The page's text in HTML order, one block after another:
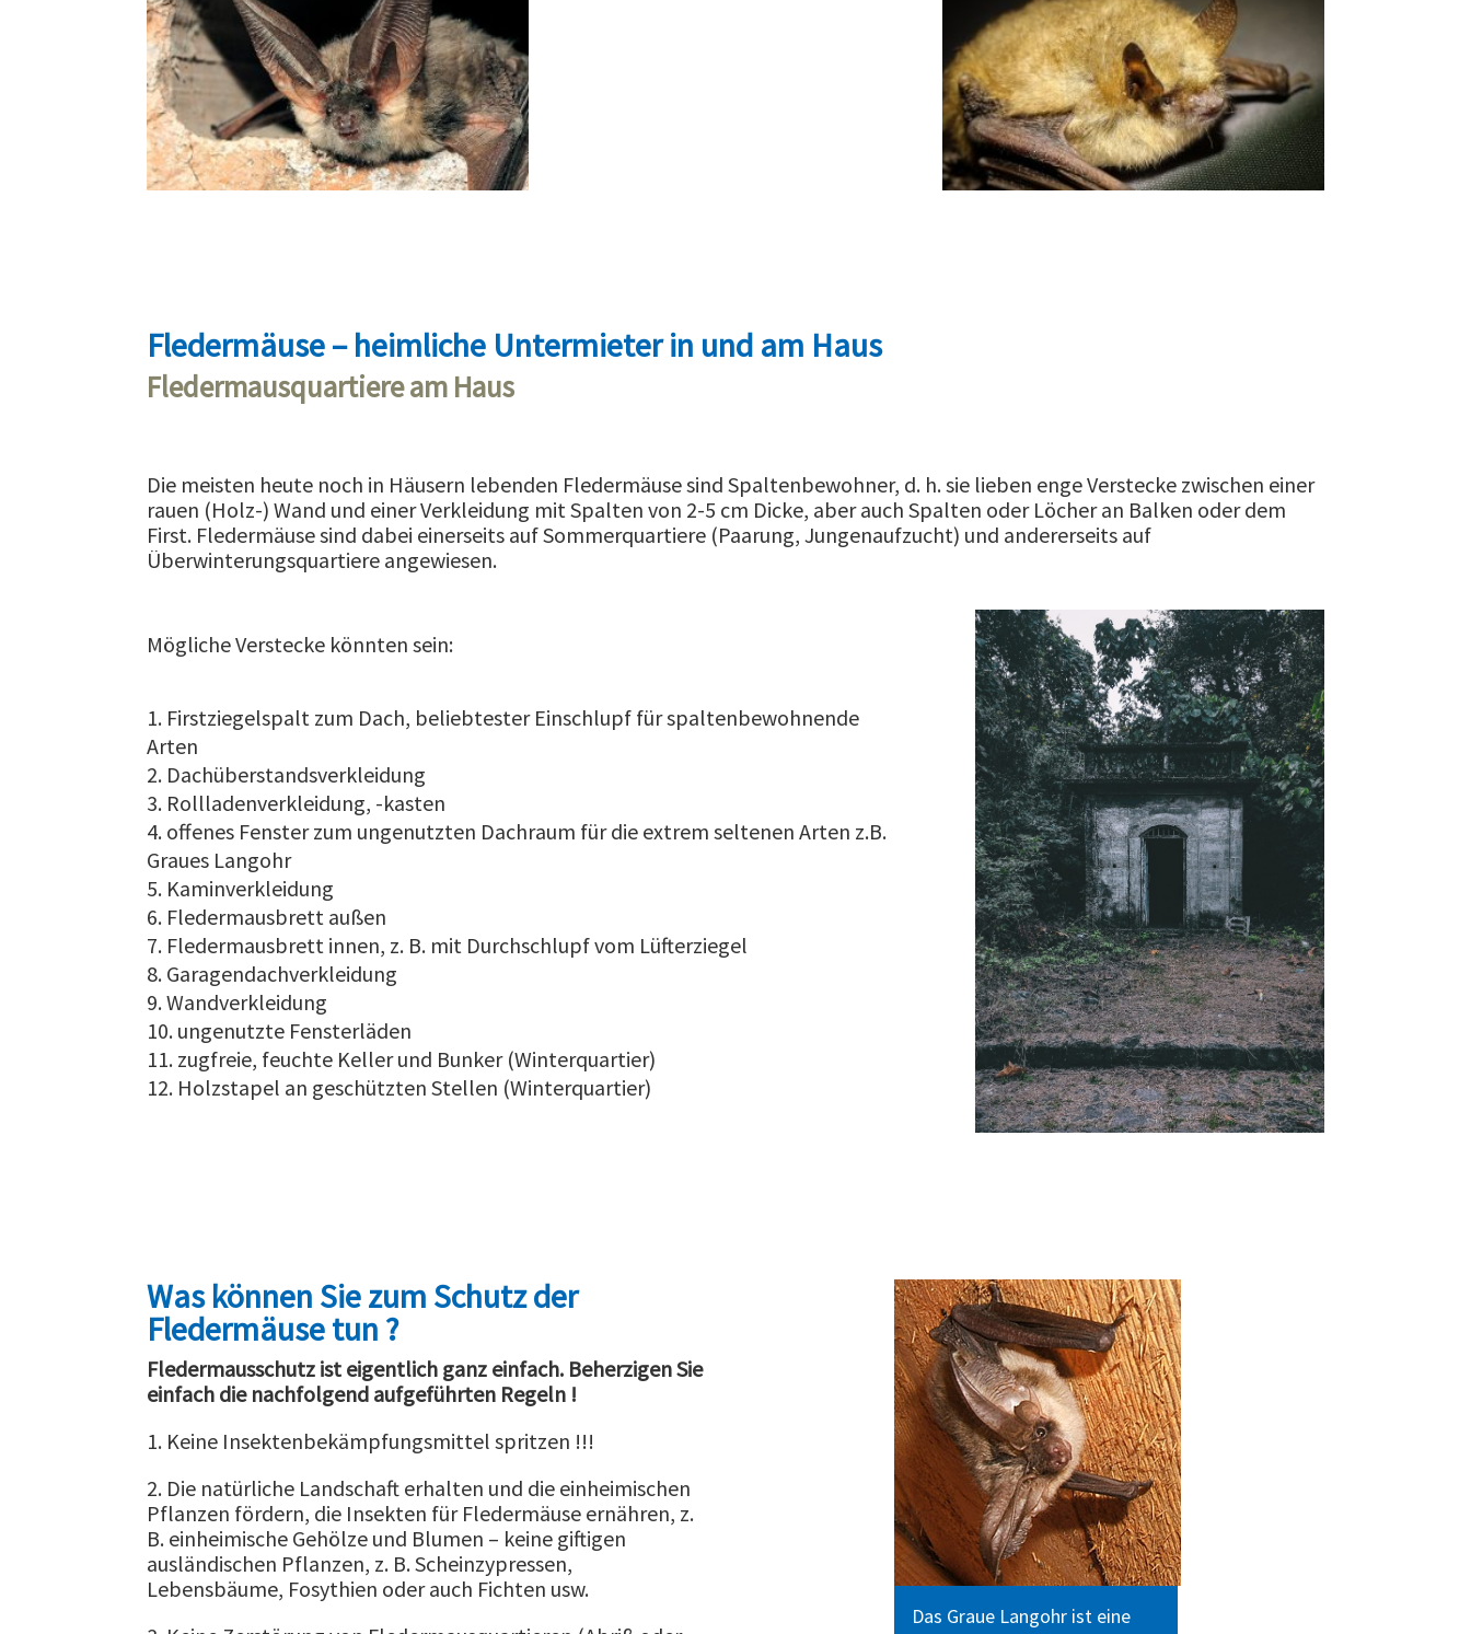
Fledermäuse – heimliche Untermieter in und am Haus
Fledermausquartiere am Haus
Die meisten heute noch in Häusern lebenden Fledermäuse sind Spaltenbewohner, d. h. sie lieben enge Verstecke zwischen einer
rauen (Holz-) Wand und einer Verkleidung mit Spalten von 2-5 cm Dicke, aber auch Spalten oder Löcher an Balken oder dem
First. Fledermäuse sind dabei einerseits auf Sommerquartiere (Paarung, Jungenaufzucht) und andererseits auf
Überwinterungsquartiere angewiesen.
Mögliche Verstecke könnten sein:
Firstziegelspalt zum Dach, beliebtester Einschlupf für spaltenbewohnende
Arten
Dachüberstandsverkleidung
Rollladenverkleidung, -kasten
offenes Fenster zum ungenutzten Dachraum für die extrem seltenen Arten z.B.
Graues Langohr
Kaminverkleidung
Fledermausbrett außen
Fledermausbrett innen, z. B. mit Durchschlupf vom Lüfterziegel
Garagendachverkleidung
Wandverkleidung
ungenutzte Fensterläden
zugfreie, feuchte Keller und Bunker (Winterquartier)
Holzstapel an geschützten Stellen (Winterquartier)
Was können Sie zum Schutz der
Fledermäuse tun ?
Fledermausschutz ist eigentlich ganz einfach. Beherzigen Sie
einfach die nachfolgend aufgeführten Regeln !
1. Keine Insektenbekämpfungsmittel spritzen !!!
2. Die natürliche Landschaft erhalten und die einheimischen
Pflanzen fördern, die Insekten für Fledermäuse ernähren, z.
B. einheimische Gehölze und Blumen – keine giftigen
ausländischen Pflanzen, z. B. Scheinzypressen,
Lebensbäume, Fosythien oder auch Fichten usw.
Das Graue Langohr ist eine